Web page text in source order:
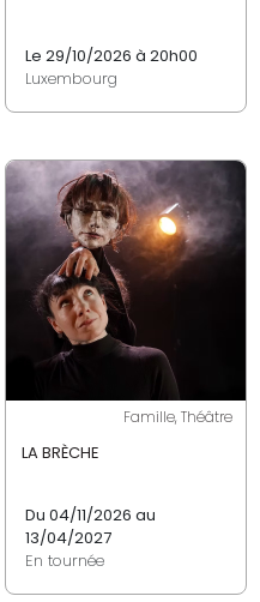
Le 29/10/2026 à 20h00
Luxembourg
Famille, Théâtre
LA BRÈCHE
Du 04/11/2026 au
13/04/2027
En tournée